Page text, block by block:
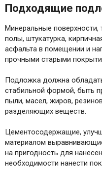
Подходящие
Минеральные
полы, штукатурка,
асфальта в помещении и
прочными старыми
Подложка должна
стабильной формой, быть
пыли, масел, жиров,
разделяющих веществ.
Цементосодержащие,
материалом
на пригодность для
необходимости нанести